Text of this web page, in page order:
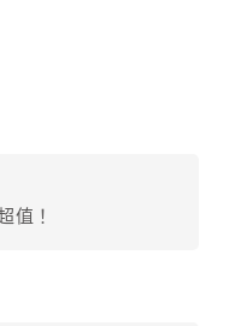
飯店）
值！